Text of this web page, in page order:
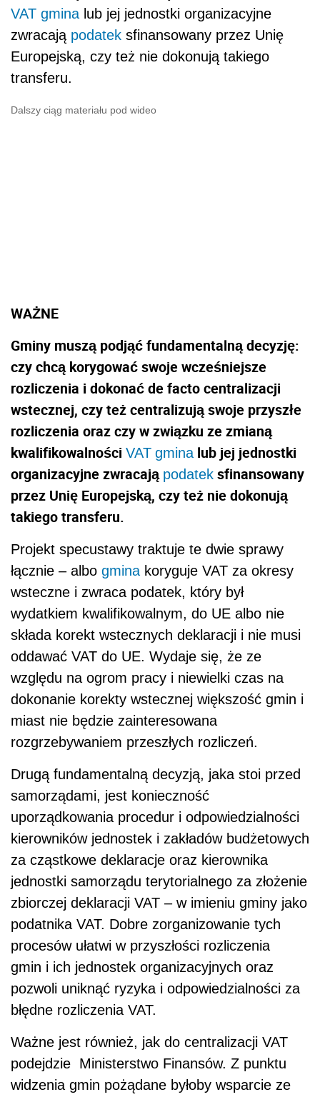
VAT gmina lub jej jednostki organizacyjne
zwracają podatek sfinansowany przez Unię
Europejską, czy też nie dokonują takiego
transferu.
Dalszy ciąg materiału pod wideo
WAŻNE
Gminy muszą podjąć fundamentalną decyzję:
czy chcą korygować swoje wcześniejsze
rozliczenia i dokonać de facto centralizacji
wstecznej, czy też centralizują swoje przyszłe
rozliczenia oraz czy w związku ze zmianą
kwalifikowalności VAT gminalub jej jednostki
organizacyjne zwracają podatek sfinansowany
przez Unię Europejską, czy też nie dokonują
takiego transferu.
Projekt specustawy traktuje te dwie sprawy
łącznie – albo gmina koryguje VAT za okresy
wsteczne i zwraca podatek, który był
wydatkiem kwalifikowalnym, do UE albo nie
składa korekt wstecznych deklaracji i nie musi
oddawać VAT do UE. Wydaje się, że ze
względu na ogrom pracy i niewielki czas na
dokonanie korekty wstecznej większość gmin i
miast nie będzie zainteresowana
rozgrzebywaniem przeszłych rozliczeń.
Drugą fundamentalną decyzją, jaka stoi przed
samorządami, jest konieczność
uporządkowania procedur i odpowiedzialności
kierowników jednostek i zakładów budżetowych
za cząstkowe deklaracje oraz kierownika
jednostki samorządu terytorialnego za złożenie
zbiorczej deklaracji VAT – w imieniu gminy jako
podatnika VAT. Dobre zorganizowanie tych
procesów ułatwi w przyszłości rozliczenia
gmin i ich jednostek organizacyjnych oraz
pozwoli uniknąć ryzyka i odpowiedzialności za
błędne rozliczenia VAT.
Ważne jest również, jak do centralizacji VAT
podejdzie Ministerstwo Finansów. Z punktu
widzenia gmin pożądane byłoby wsparcie ze